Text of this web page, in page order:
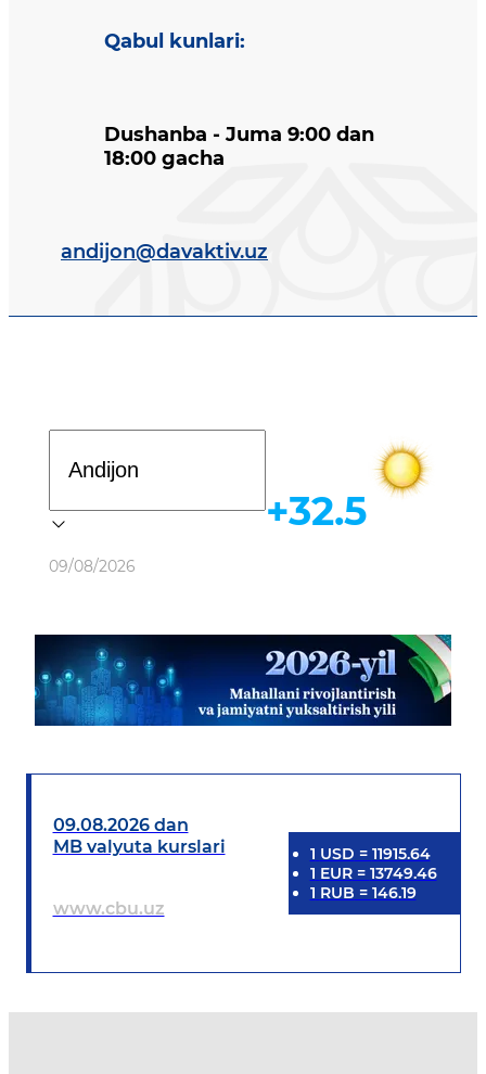
Qabul kunlari:
Dushanba - Juma 9:00 dan
18:00 gacha
andijon@davaktiv.uz
Ob-havo
09/08/2026
+32.5
09.08.2026 dan
MB valyuta kurslari
www.cbu.uz
1 USD = 11915.64
1 EUR= 13749.46
1 RUB = 146.19